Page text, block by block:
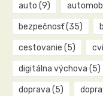
auto (9)
bezpečnosť(35)
cestovanie (5)
digitálna výchova (5)
doprava (5)